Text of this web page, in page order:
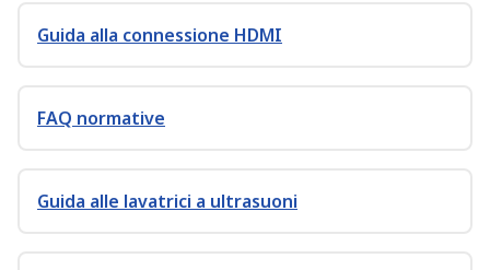
Guida alla connessione HDMI
FAQ normative
Guida alle lavatrici a ultrasuoni